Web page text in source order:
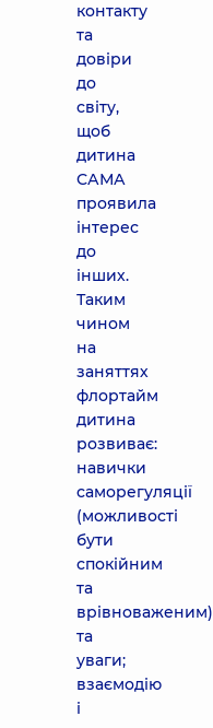
контакту
та
довіри
до
світу,
щоб
дитина
САМА
проявила
інтерес
до
інших.
Таким
чином
на
заняттях
флортайм
дитина
розвиває:
навички
саморегуляції
(можливості
бути
спокійним
та
врівноваженим)
та
уваги;
взаємодію
і